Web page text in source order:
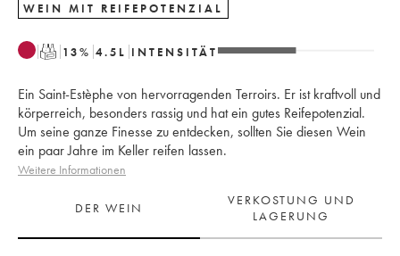
WEIN MIT REIFEPOTENZIAL
T 13% 4.5 L INTENSITÄT
Ein Saint-Estèphe von hervorragenden Terroirs. Er ist kraftvoll und
körperreich, besonders rassig und hat ein gutes Reifepotenzial.
Um seine ganze Finesse zu entdecken, sollten Sie diesen Wein
ein paar Jahre im Keller reifen lassen.
Weitere Informationen
DER WEIN
VERKOSTUNG UND
LAGERUNG